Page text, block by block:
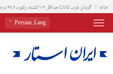
خانه گرمای غرب کانادا حداقل ۱۰۳ کشته، رکورد ۴۹.۶ درجه‌ای، و آغاز آتش‌سوزی وسیع را بجا گذاشت
Lang
: Persian